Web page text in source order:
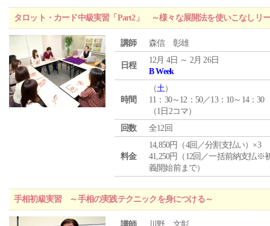
タロット・カード中級実習「Part2」 ～様々な展開法を使いこなしリ
講師 森信 彰雄
日程
12月 4日 ～ 2月 26日
B Week
時間
（土）
11：30～12：50／13：10～14：30
（1日2コマ）
回数
全12回
料金
14,850円（4回／分割支払い）×3
41,250円（12回／一括前納支払※
義開始前まで）
手相初級実習 ～手相の実践テクニックを身につける～